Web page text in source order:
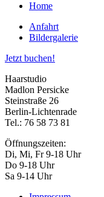
Home
Anfahrt
Bildergalerie
Jetzt buchen!
Haarstudio
Madlon Persicke
Steinstraße 26
Berlin-Lichtenrade
Tel.: 76 58 73 81
Öffnungszeiten:
Di, Mi, Fr 9-18 Uhr
Do 9-18 Uhr
Sa 9-14 Uhr